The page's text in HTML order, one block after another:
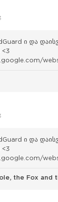
ი და
<3
ი და
<3
the Fox and